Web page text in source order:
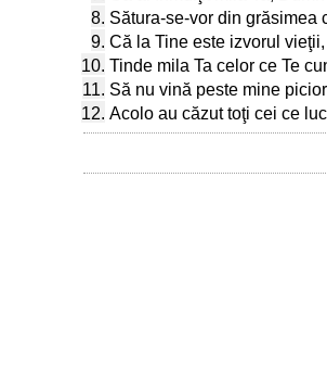
8. Sătura-se-vor din grăsimea
9. Că la Tine este izvorul
10. Tinde mila Ta celor ce Te
11. Să nu vină peste mine
12. Acolo au căzut toţi cei ce